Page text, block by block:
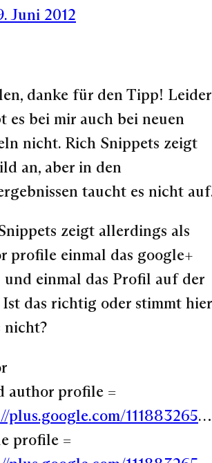
Juni 2012
danke für den Tipp! Leider
es bei mir auch bei neuen
nicht. Rich Snippets zeigt
an, aber in den
taucht es nicht
zeigt allerdings als
profile einmal das google+
einmal das Profil auf der
Ist das richtig oder stimmt hier
nicht?
author profile =
plus.google.com/111883265
profile =